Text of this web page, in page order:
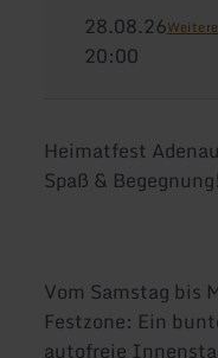
28.08.26
20:00
Heimatfest
Spaß & Begegnung!
Vom Samstag bis
Festzone: Ein
autofreie